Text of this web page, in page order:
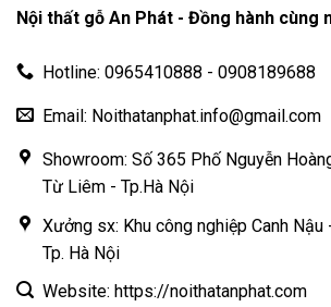
Nội thất gỗ An Phát - Đồng hành cùng
Hotline: 0965410888 - 0908189688
Email: Noithatanphat.info@gmail.com
Showroom: Số 365 Phố Nguyễn
Từ Liêm - Tp.Hà Nội
Xưởng sx: Khu công nghiệp Canh Nậu
Tp. Hà Nội
Website: https://noithatanphat.com